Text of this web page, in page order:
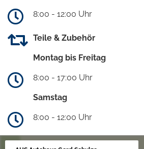
8:00 - 12:00 Uhr
Teile & Zubehör
Montag bis Freitag
8:00 - 17:00 Uhr
Samstag
8:00 - 12:00 Uhr